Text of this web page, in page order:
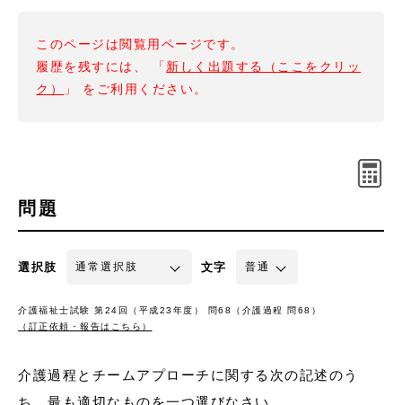
このページは閲覧用ページです。
履歴を残すには、 「 新しく出題する（ここをクリッ
ク）
」 をご利用ください。
問題
選択肢 文字
介護福祉士試験 第24回（平成23年度） 問68（介護過程 問68）
（訂正依頼・報告はこちら）
介護過程とチームアプローチに関する次の記述のう
ち、最も適切なものを一つ選びなさい。